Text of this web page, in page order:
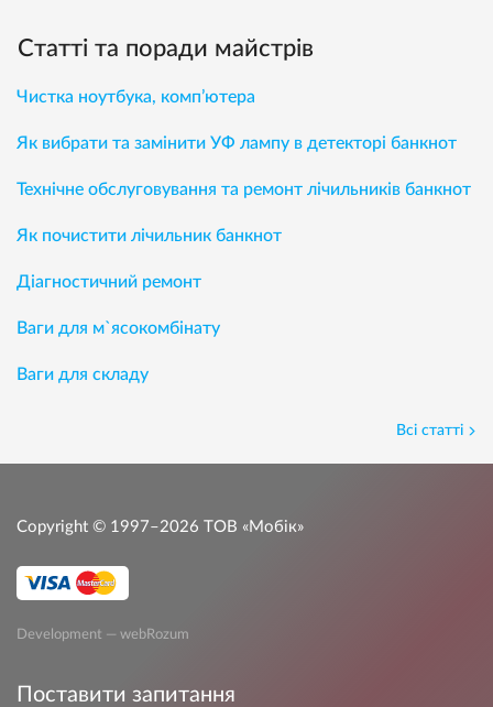
Статті та поради майстрів
Чистка ноутбука, комп’ютера
Як вибрати та замінити УФ лампу в детекторі банкнот
Технічне обслуговування та ремонт лічильників банкнот
Як почистити лічильник банкнот
Діагностичний ремонт
Ваги для м`ясокомбінату
Ваги для складу
Всі статті
Copyright © 1997–2026 ТОВ «Мобік»
Development — webRozum
Поставити запитання